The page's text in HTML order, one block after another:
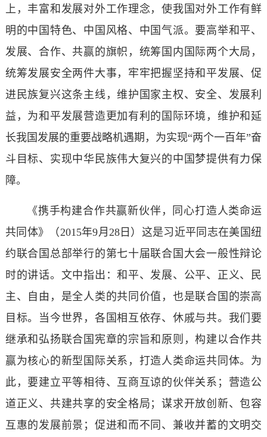
上，丰富和发展对外工作理念，使我国对外工作有鲜
明的中国特色、中国风格、中国气派。要高举和平、
发展、合作、共赢的旗帜，统筹国内国际两个大局，
统筹发展安全两件大事，牢牢把握坚持和平发展、促
进民族复兴这条主线，维护国家主权、安全、发展利
益，为和平发展营造更加有利的国际环境，维护和延
长我国发展的重要战略机遇期，为实现“两个一百年”奋
斗目标、实现中华民族伟大复兴的中国梦提供有力保
障。
《携手构建合作共赢新伙伴，同心打造人类命运
共同体》（2015年9月28日）这是习近平同志在美国纽
约联合国总部举行的第七十届联合国大会一般性辩论
时的讲话。文中指出：和平、发展、公平、正义、民
主、自由，是全人类的共同价值，也是联合国的崇高
目标。当今世界，各国相互依存、休戚与共。我们要
继承和弘扬联合国宪章的宗旨和原则，构建以合作共
赢为核心的新型国际关系，打造人类命运共同体。为
此，要建立平等相待、互商互谅的伙伴关系；营造公
道正义、共建共享的安全格局；谋求开放创新、包容
互惠的发展前景；促进和而不同、兼收并蓄的文明交